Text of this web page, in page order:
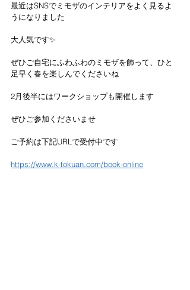
最近はSNSでミモザのインテリアをよく見るよ
うになりました
大人気です✨
ぜひご自宅にふわふわのミモザを飾って、ひと
足早く春を楽しんでくださいね
2月後半にはワークショップも開催します
ぜひご参加くださいませ
ご予約は下記URLで受付中です
https://www.k-tokuan.com/book-online